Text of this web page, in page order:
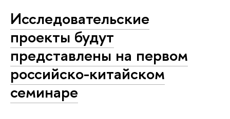
Исследовательские
проекты будут
представлены на первом
российско-китайском
семинаре